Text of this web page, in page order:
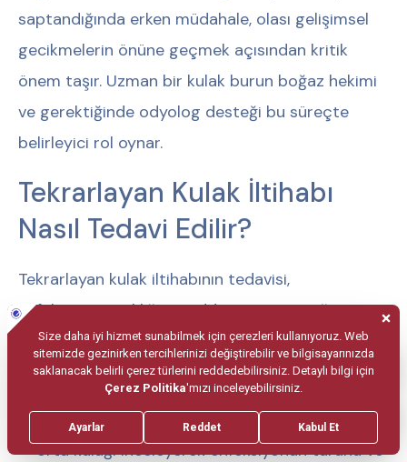
saptandığında erken müdahale, olası gelişimsel
gecikmelerin önüne geçmek açısından kritik
önem taşır. Uzman bir kulak burun boğaz hekimi
ve gerektiğinde odyolog desteği bu süreçte
belirleyici rol oynar.
Tekrarlayan Kulak İltihabı
Nasıl Tedavi Edilir?
Tekrarlayan kulak iltihabının tedavisi,
enfeksiyonun sıklığına, şiddetine ve çocuğun
genel sağlık durumuna göre şekillenir. Tedavi
süreci genellikle aşağıdaki adımları izler:
Tıbbi değerlendirme:Hekim, kulak zarını ve
orta kulağı inceleyerek enfeksiyonun türünü ve